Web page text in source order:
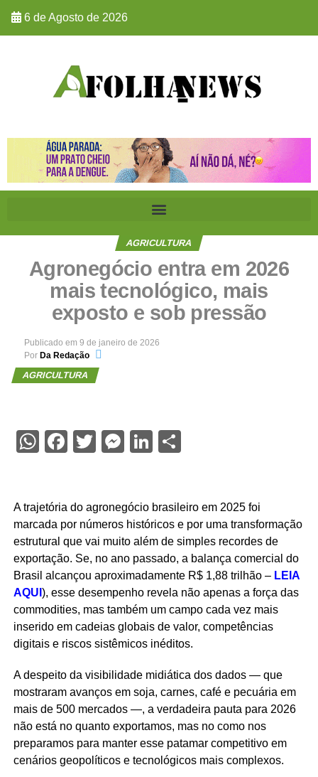
6 de Agosto de 2026
AGRICULTURA
Agronegócio entra em 2026
mais tecnológico, mais
exposto e sob pressão
Publicado em 9 de janeiro de 2026
Por Da Redação
AGRICULTURA
WhatsApp
Facebook
Twitter
Messenger
LinkedIn
Share
A trajetória do agronegócio brasileiro em 2025 foi
marcada por números históricos e por uma transformação
estrutural que vai muito além de simples recordes de
exportação. Se, no ano passado, a balança comercial do
Brasil alcançou aproximadamente R$ 1,88 trilhão – LEIA
AQUI ), esse desempenho revela não apenas a força das
commodities, mas também um campo cada vez mais
inserido em cadeias globais de valor, competências
digitais e riscos sistêmicos inéditos.
A despeito da visibilidade midiática dos dados — que
mostraram avanços em soja, carnes, café e pecuária em
mais de 500 mercados —, a verdadeira pauta para 2026
não está no quanto exportamos, mas no como nos
preparamos para manter esse patamar competitivo em
cenários geopolíticos e tecnológicos mais complexos.